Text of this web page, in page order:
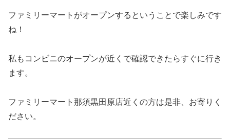
ファミリーマートがオープンするということで楽しみです
ね！
私もコンビニのオープンが近くで確認できたらすぐに行き
ます。
ファミリーマート那須黒田原店近くの方は是非、お寄りく
ださい。